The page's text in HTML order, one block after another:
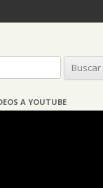
A YOUTUBE